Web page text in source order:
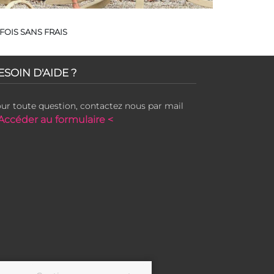
SANS FRAIS
D'AIDE ?
toute question, contactez nous par mail
au formulaire <